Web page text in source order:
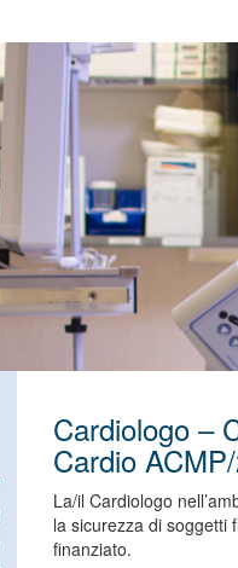
Cardiologo –
Cardio
La/il Cardiologo
la sicurezza di soggetti
finanziato.